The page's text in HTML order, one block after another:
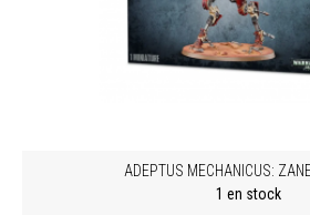
ADEPTUS MECHANICUS:
1 en stock